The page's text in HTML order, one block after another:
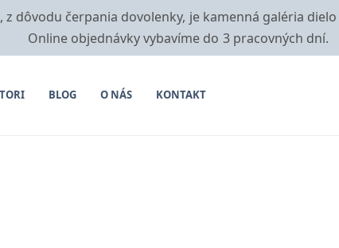
z dôvodu čerpania dovolenky, je kamenná galéria
Online objednávky vybavíme do 3 pracovných dní.
BLOG O NÁS KONTAKT